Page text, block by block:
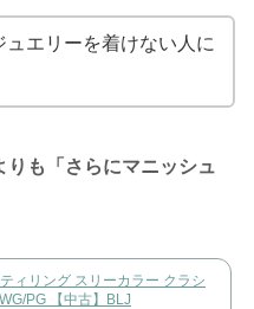
エリーを着けない人に
りも「さらにマニッシュ
ィリング スリーカラー クラシ
PG 【中古】BLJ